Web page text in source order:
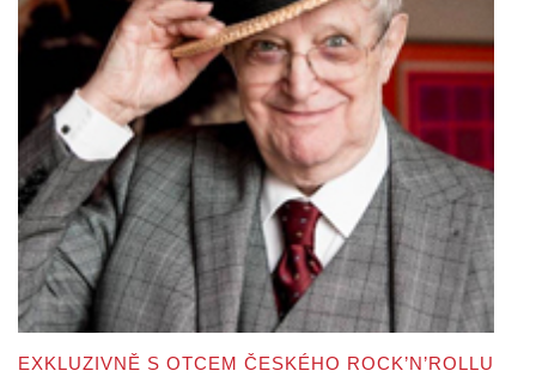
EXKLUZIVNĚ S OTCEM ČESKÉHO ROCK’N’ROLLU